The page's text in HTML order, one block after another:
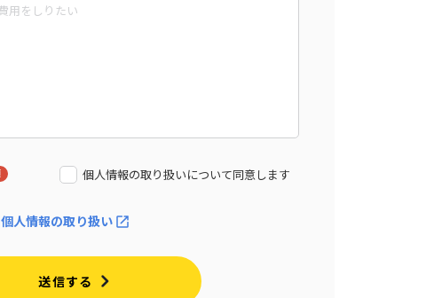
個人情報の取り扱いについて同意します
個人情報の取り扱い
送信する